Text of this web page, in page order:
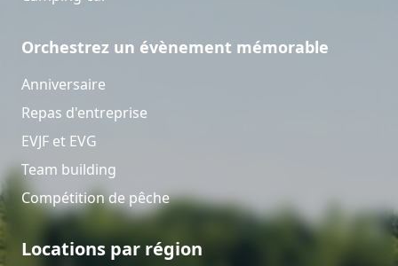
Orchestrez un évènement mémorable
Anniversaire
Repas d'entreprise
EVJF et EVG
Team building
Compétition de pêche
Locations par région